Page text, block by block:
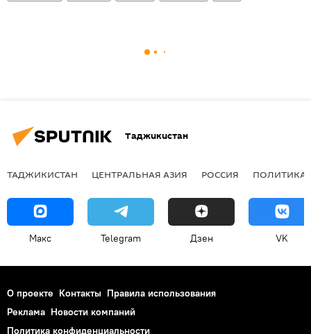
Таджикистан
ТАДЖИКИСТАН ЦЕНТРАЛЬНАЯ АЗИЯ РОССИЯ ПОЛИТИКА
Макс Telegram Дзен VK
О проекте Контакты Правила использования
Реклама Новости компаний
Политика конфиденциальности